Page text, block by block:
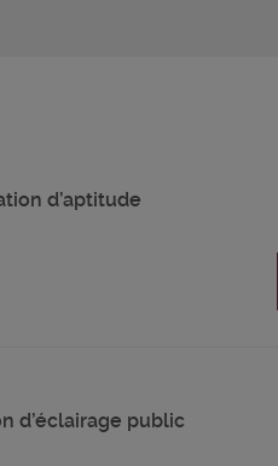
d’aptitude
d’éclairage public